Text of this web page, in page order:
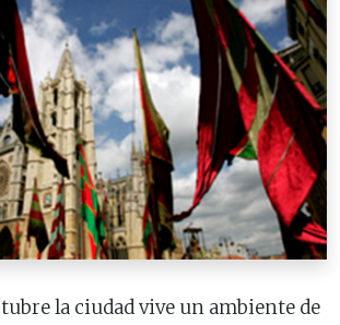
la ciudad vive un ambiente de